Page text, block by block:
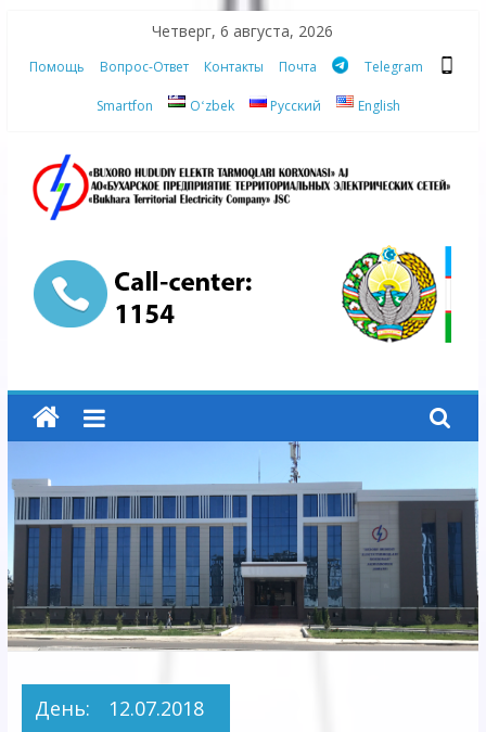
content
Четверг, 6 августа, 2026
Помощь Вопрос-Ответ Контакты Почта Telegram
Smartfon Oʻzbek Русский English
АО
"Бухарское
Предприятие
Территориальных
Электрических
сетей"
АО
"Бухарское
Электрических
День: 12.07.2018